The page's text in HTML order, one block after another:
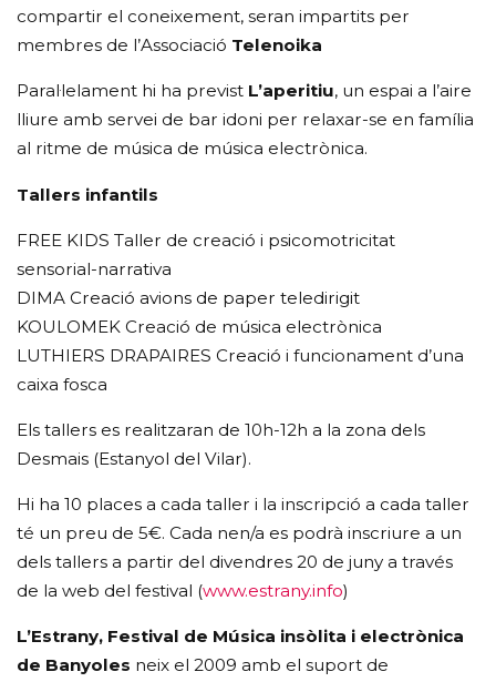
compartir el coneixement, seran impartits per
membres de l’Associació Telenoika
Paral·lelament hi ha previst L’aperitiu, un espai a l’aire
lliure amb servei de bar idoni per relaxar-se en família
al ritme de música de música electrònica.
Tallers infantils
FREE KIDS Taller de creació i psicomotricitat
sensorial-narrativa
DIMA Creació avions de paper teledirigit
KOULOMEK Creació de música electrònica
LUTHIERS DRAPAIRES Creació i funcionament d’una
caixa fosca
Els tallers es realitzaran de 10h-12h a la zona dels
Desmais (Estanyol del Vilar).
Hi ha 10 places a cada taller i la inscripció a cada taller
té un preu de 5€. Cada nen/a es podrà inscriure a un
dels tallers a partir del divendres 20 de juny a través
de la web del festival (www.estrany.info)
L’Estrany, Festival de Música insòlita i electrònica
de Banyoles neix el 2009 amb el suport de